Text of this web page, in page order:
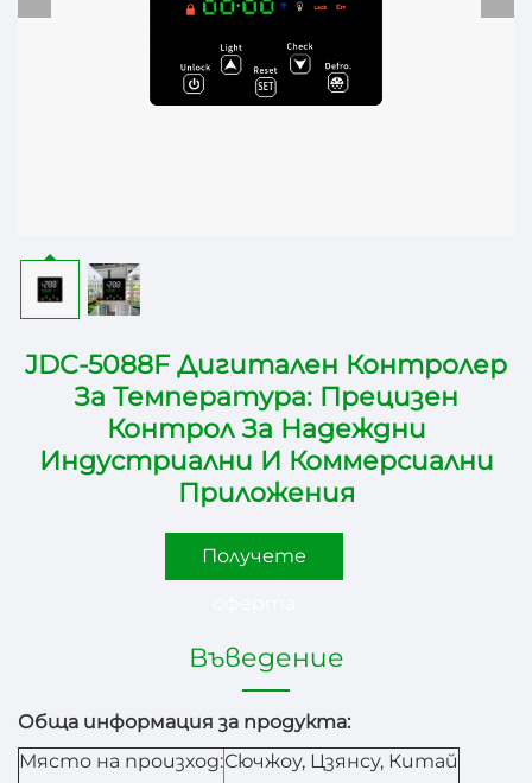
JDC-5088F Дигитален Контролер
За Температура: Прецизен
Контрол За Надеждни
Индустриални И Коммерсиални
Приложения
Получете
Въведение
Обща информация за продукта:
Място на произход:Сючжоу, Цзянсу, Китай